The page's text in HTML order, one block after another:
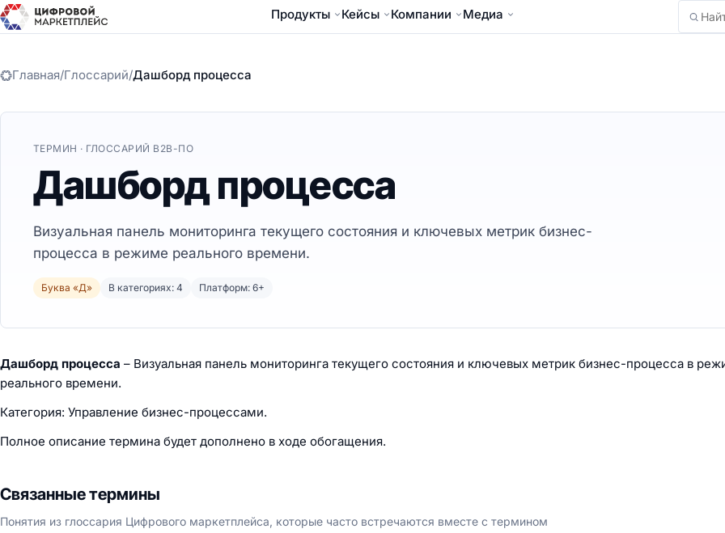
Продукты Кейсы Компании Медиа
Найти
Главная/Глоссарий/Дашборд процесса
ТЕРМИН · ГЛОССАРИЙ B2B-ПО
Дашборд процесса
Визуальная панель мониторинга текущего состояния и ключевых метрик бизнес-
процесса в режиме реального времени.
Буква «Д» В категориях: 4 Платформ: 6+
Дашборд процесса – Визуальная панель мониторинга текущего состояния и ключевых метрик бизнес-процесса в
реального времени.
Категория: Управление бизнес-процессами.
Полное описание термина будет дополнено в ходе обогащения.
Связанные термины
Понятия из глоссария Цифрового маркетплейса, которые часто встречаются вместе с термином